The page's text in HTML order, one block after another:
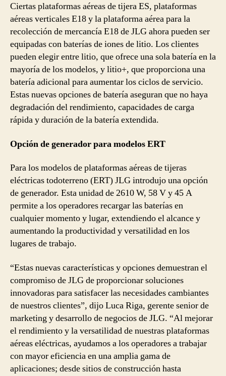
Ciertas plataformas aéreas de tijera ES, plataformas
aéreas verticales E18 y la plataforma aérea para la
recolección de mercancía E18 de JLG ahora pueden ser
equipadas con baterías de iones de litio. Los clientes
pueden elegir entre litio, que ofrece una sola batería en la
mayoría de los modelos, y litio+, que proporciona una
batería adicional para aumentar los ciclos de servicio.
Estas nuevas opciones de batería aseguran que no haya
degradación del rendimiento, capacidades de carga
rápida y duración de la batería extendida.
Opción de generador para modelos ERT
Para los modelos de plataformas aéreas de tijeras
eléctricas todoterreno (ERT) JLG introdujo una opción
de generador. Esta unidad de 2610 W, 58 V y 45 A
permite a los operadores recargar las baterías en
cualquier momento y lugar, extendiendo el alcance y
aumentando la productividad y versatilidad en los
lugares de trabajo.
“Estas nuevas características y opciones demuestran el
compromiso de JLG de proporcionar soluciones
innovadoras para satisfacer las necesidades cambiantes
de nuestros clientes”, dijo Luca Riga, gerente senior de
marketing y desarrollo de negocios de JLG. “Al mejorar
el rendimiento y la versatilidad de nuestras plataformas
aéreas eléctricas, ayudamos a los operadores a trabajar
con mayor eficiencia en una amplia gama de
aplicaciones; desde sitios de construcción hasta